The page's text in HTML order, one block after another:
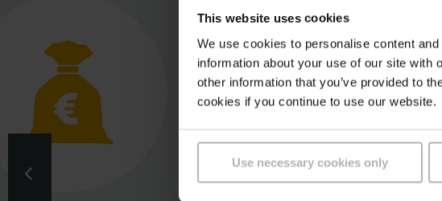
This website uses cookies
We use cookies to personalise content
information about your use of our site with
other information that you’ve provided to
cookies if you continue to use our website.
Use necessary cookies only